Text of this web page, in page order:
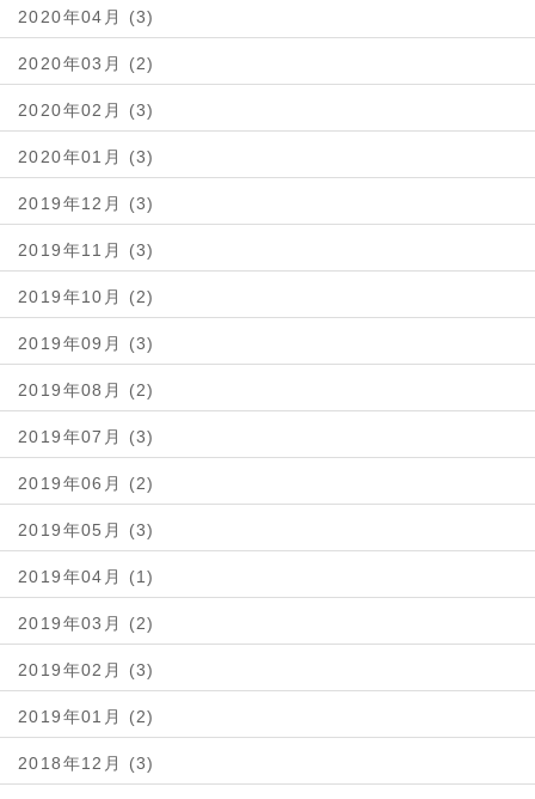
2020年04月 (3)
2020年03月 (2)
2020年02月 (3)
2020年01月 (3)
2019年12月 (3)
2019年11月 (3)
2019年10月 (2)
2019年09月 (3)
2019年08月 (2)
2019年07月 (3)
2019年06月 (2)
2019年05月 (3)
2019年04月 (1)
2019年03月 (2)
2019年02月 (3)
2019年01月 (2)
2018年12月 (3)